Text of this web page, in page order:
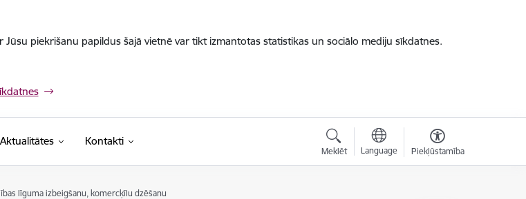
piekrišanu papildus šajā vietnē var tikt izmantotas statistikas un sociālo mediju sīkdatnes.
Aktualitātes Kontakti
Meklēt Language Piekļūstamība
līguma izbeigšanu, komercķīlu dzēšanu